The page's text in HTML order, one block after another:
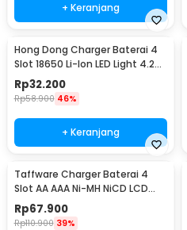
+ Keranjang
Hong Dong Charger Baterai 4
Slot 18650 Li-Ion LED Light 4.2V
1200mA - MS-404A
Rp32.200
Rp58.900 46%
+ Keranjang
Taffware Charger Baterai 4
Slot AA AAA Ni-MH NiCD LCD
Display - C903W
Rp67.900
Rp110.900 39%